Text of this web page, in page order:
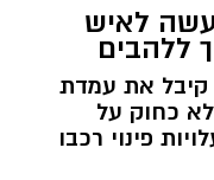
לאיש
ללהבים
את עמדת
כחוק על
פינוי רכבו